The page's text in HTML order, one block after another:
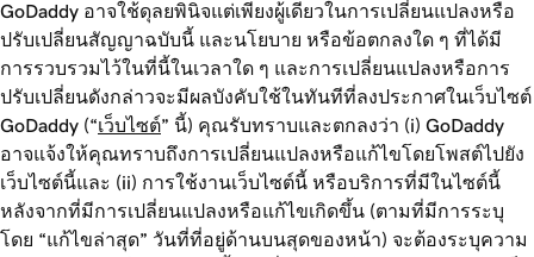
GoDaddy อาจใช้ดุลยพินิจแต่เพียงผู้เดียวในการเปลี่ยนแปลงหรือ
ปรับเปลี่ยนสัญญาฉบับนี้ และนโยบาย หรือข้อตกลงใด ๆ ที่ได้มี
การรวบรวมไว้ในที่นี้ในเวลาใด ๆ และการเปลี่ยนแปลงหรือการ
ปรับเปลี่ยนดังกล่าวจะมีผลบังคับใช้ในทันทีที่ลงประกาศในเว็บไซต์
GoDaddy (“เว็บไซต์” นี้) คุณรับทราบและตกลงว่า (i) GoDaddy
อาจแจ้งให้คุณทราบถึงการเปลี่ยนแปลงหรือแก้ไขโดยโพสต์ไปยัง
เว็บไซต์นี้และ (ii) การใช้งานเว็บไซต์นี้ หรือบริการที่มีในไซต์นี้
หลังจากที่มีการเปลี่ยนแปลงหรือแก้ไขเกิดขึ้น (ตามที่มีการระบุ
โดย “แก้ไขล่าสุด” วันที่ที่อยู่ด้านบนสุดของหน้า) จะต้องระบุความ